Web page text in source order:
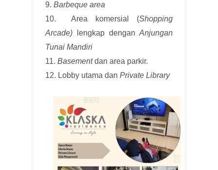
9. Barbeque area
10. Area komersial (Shopping
Arcade)
lengkap dengan Anjungan
Tunai Mandiri
11. Basementdan area parkir.
12. Lobby utama dan Private Library